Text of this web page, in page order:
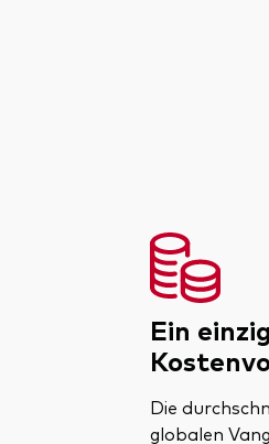
Ein
Die
globalen